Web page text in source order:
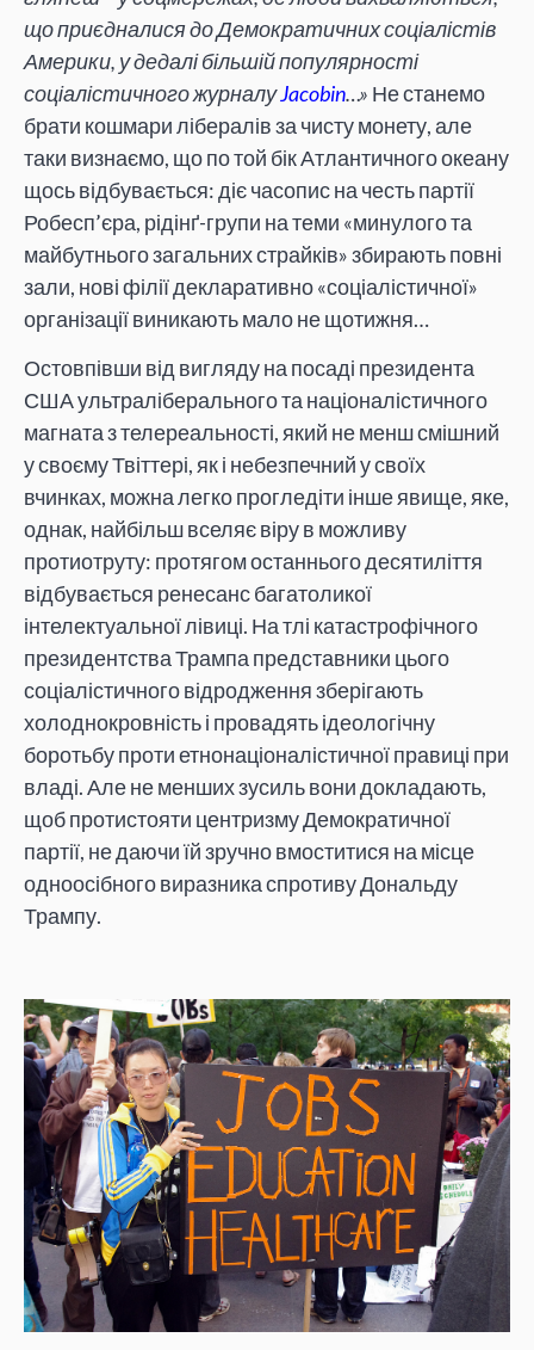
що приєдналися до Демократичних соціалістів
Америки, у дедалі більшій популярності
соціалістичного журналуJacobin…» Не станемо
брати кошмари лібералів за чисту монету, але
таки визнаємо, що по той бік Атлантичного океану
щось відбувається: діє часопис на честь партії
Робесп’єра, рідінґ-групи на теми «минулого та
майбутнього загальних страйків» збирають повні
зали, нові філії декларативно «соціалістичної»
організації виникають мало не щотижня…
Остовпівши від вигляду на посаді президента
США ультраліберального та націоналістичного
магната з телереальності, який не менш смішний
у своєму Твіттері, як і небезпечний у своїх
вчинках, можна легко прогледіти інше явище, яке,
однак, найбільш вселяє віру в можливу
протиотруту: протягом останнього десятиліття
відбувається ренесанс багатоликої
інтелектуальної лівиці. На тлі катастрофічного
президентства Трампа представники цього
соціалістичного відродження зберігають
холоднокровність і провадять ідеологічну
боротьбу проти етнонаціоналістичної правиці при
владі. Але не менших зусиль вони докладають,
щоб протистояти центризму Демократичної
партії, не даючи їй зручно вмоститися на місце
одноосібного виразника спротиву Дональду
Трампу.